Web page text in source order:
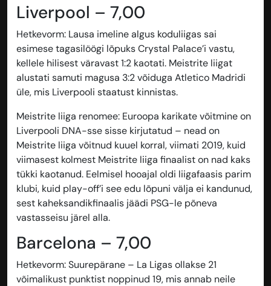
Liverpool – 7,00
Hetkevorm: Lausa imeline algus koduliigas sai
esimese tagasilöögi lõpuks Crystal Palace’i vastu,
kellele hilisest väravast 1:2 kaotati. Meistrite liigat
alustati samuti magusa 3:2 võiduga Atletico Madridi
üle, mis Liverpooli staatust kinnistas.
Meistrite liiga renomee: Euroopa karikate võitmine on
Liverpooli DNA-sse sisse kirjutatud – nead on
Meistrite liiga võitnud kuuel korral, viimati 2019, kuid
viimasest kolmest Meistrite liiga finaalist on nad kaks
tükki kaotanud. Eelmisel hooajal oldi liigafaasis parim
klubi, kuid play-off’i see edu lõpuni välja ei kandunud,
sest kaheksandikfinaalis jäädi PSG-le põneva
vastasseisu järel alla.
Barcelona – 7,00
Hetkevorm: Suurepärane – La Ligas ollakse 21
võimalikust punktist noppinud 19, mis annab neile